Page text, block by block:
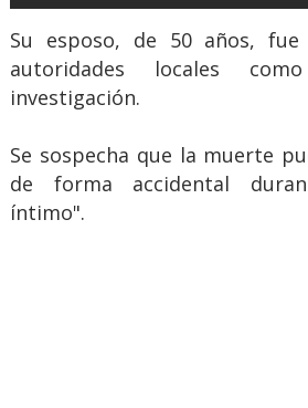
Su esposo, de 50 años,
autoridades locales
investigación.
Se sospecha que la muerte
de forma accidental
íntimo".